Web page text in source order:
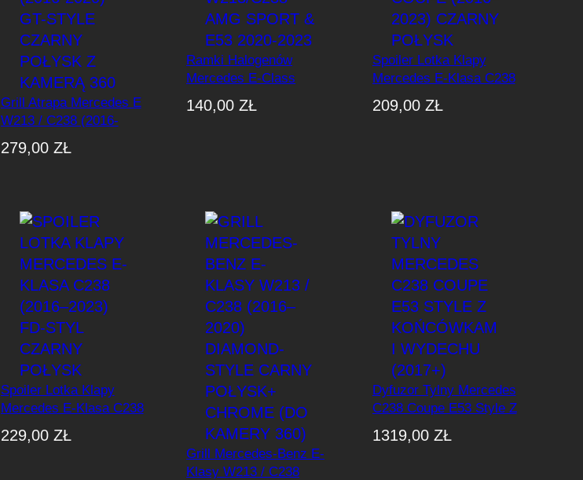
o
w
a
n
e
w
e
g
n
a
j
n
o
w
s
z
c
Grill Atrapa Mercedes E
W213 / C238 (2016-
Połysk Z Kamerą 360
279,00 ZŁ
Ramki Halogenów
Mercedes E-Class
& E53 2020-2023
140,00ZŁ
Spoiler Lotka Klapy
Mercedes E-Klasa C238
2023) Czarny Połysk
209,00 ZŁ
Spoiler Lotka Klapy
Mercedes E-Klasa C238
Czarny Połysk
229,00 ZŁ
Grill Mercedes-Benz E-
Klasy W213 / C238
Dyfuzor Tylny Mercedes
C238 Coupe E53 Style Z
(2017+)
1319,00 ZŁ